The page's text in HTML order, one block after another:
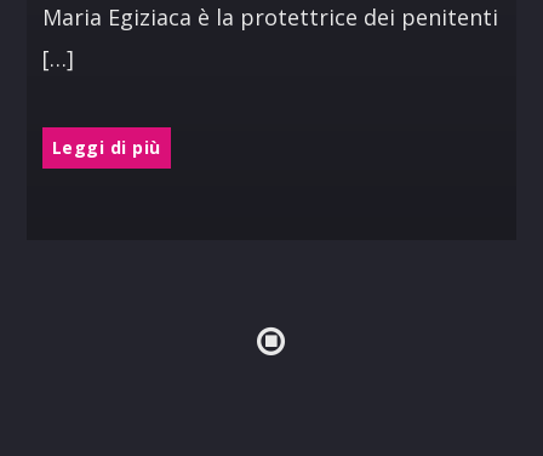
Maria Egiziaca è la protettrice dei penitenti
[…]
Leggi di più